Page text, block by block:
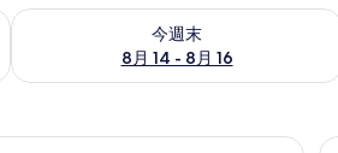
ク
今週末
8月 14 - 8月 16
今週末 8月 14 - 8月 16 の空室状況を
業スペース、アイロン / アイロン台、可動式
Deluxe Double or Twin Room | デス